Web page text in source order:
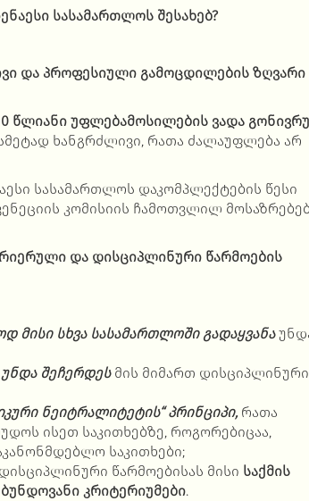
სასამართლოს შესახებ?
და პროფესიული გამოცდილების ზღვარი
წლიანი უფლებამოსილების ვადა
ხანგრძლივი, რათა ძალაუფლება არ
სასამართლოს დაკომპლექტების წესი
კომისიის ჩამოთვლილ
და დისციპლინური წარმოების
მისი სხვა სასამართლოში გადაყვანა
შეჩერდეს მის მიმართ დისციპლინური
ნეიტრალიტეტის“ პრინციპი, რათა
ისეთ საკითხებზე, როგორებიცაა,
საკითხები;
წარმოებისას მისი საქმის
კრიტერიუმები.